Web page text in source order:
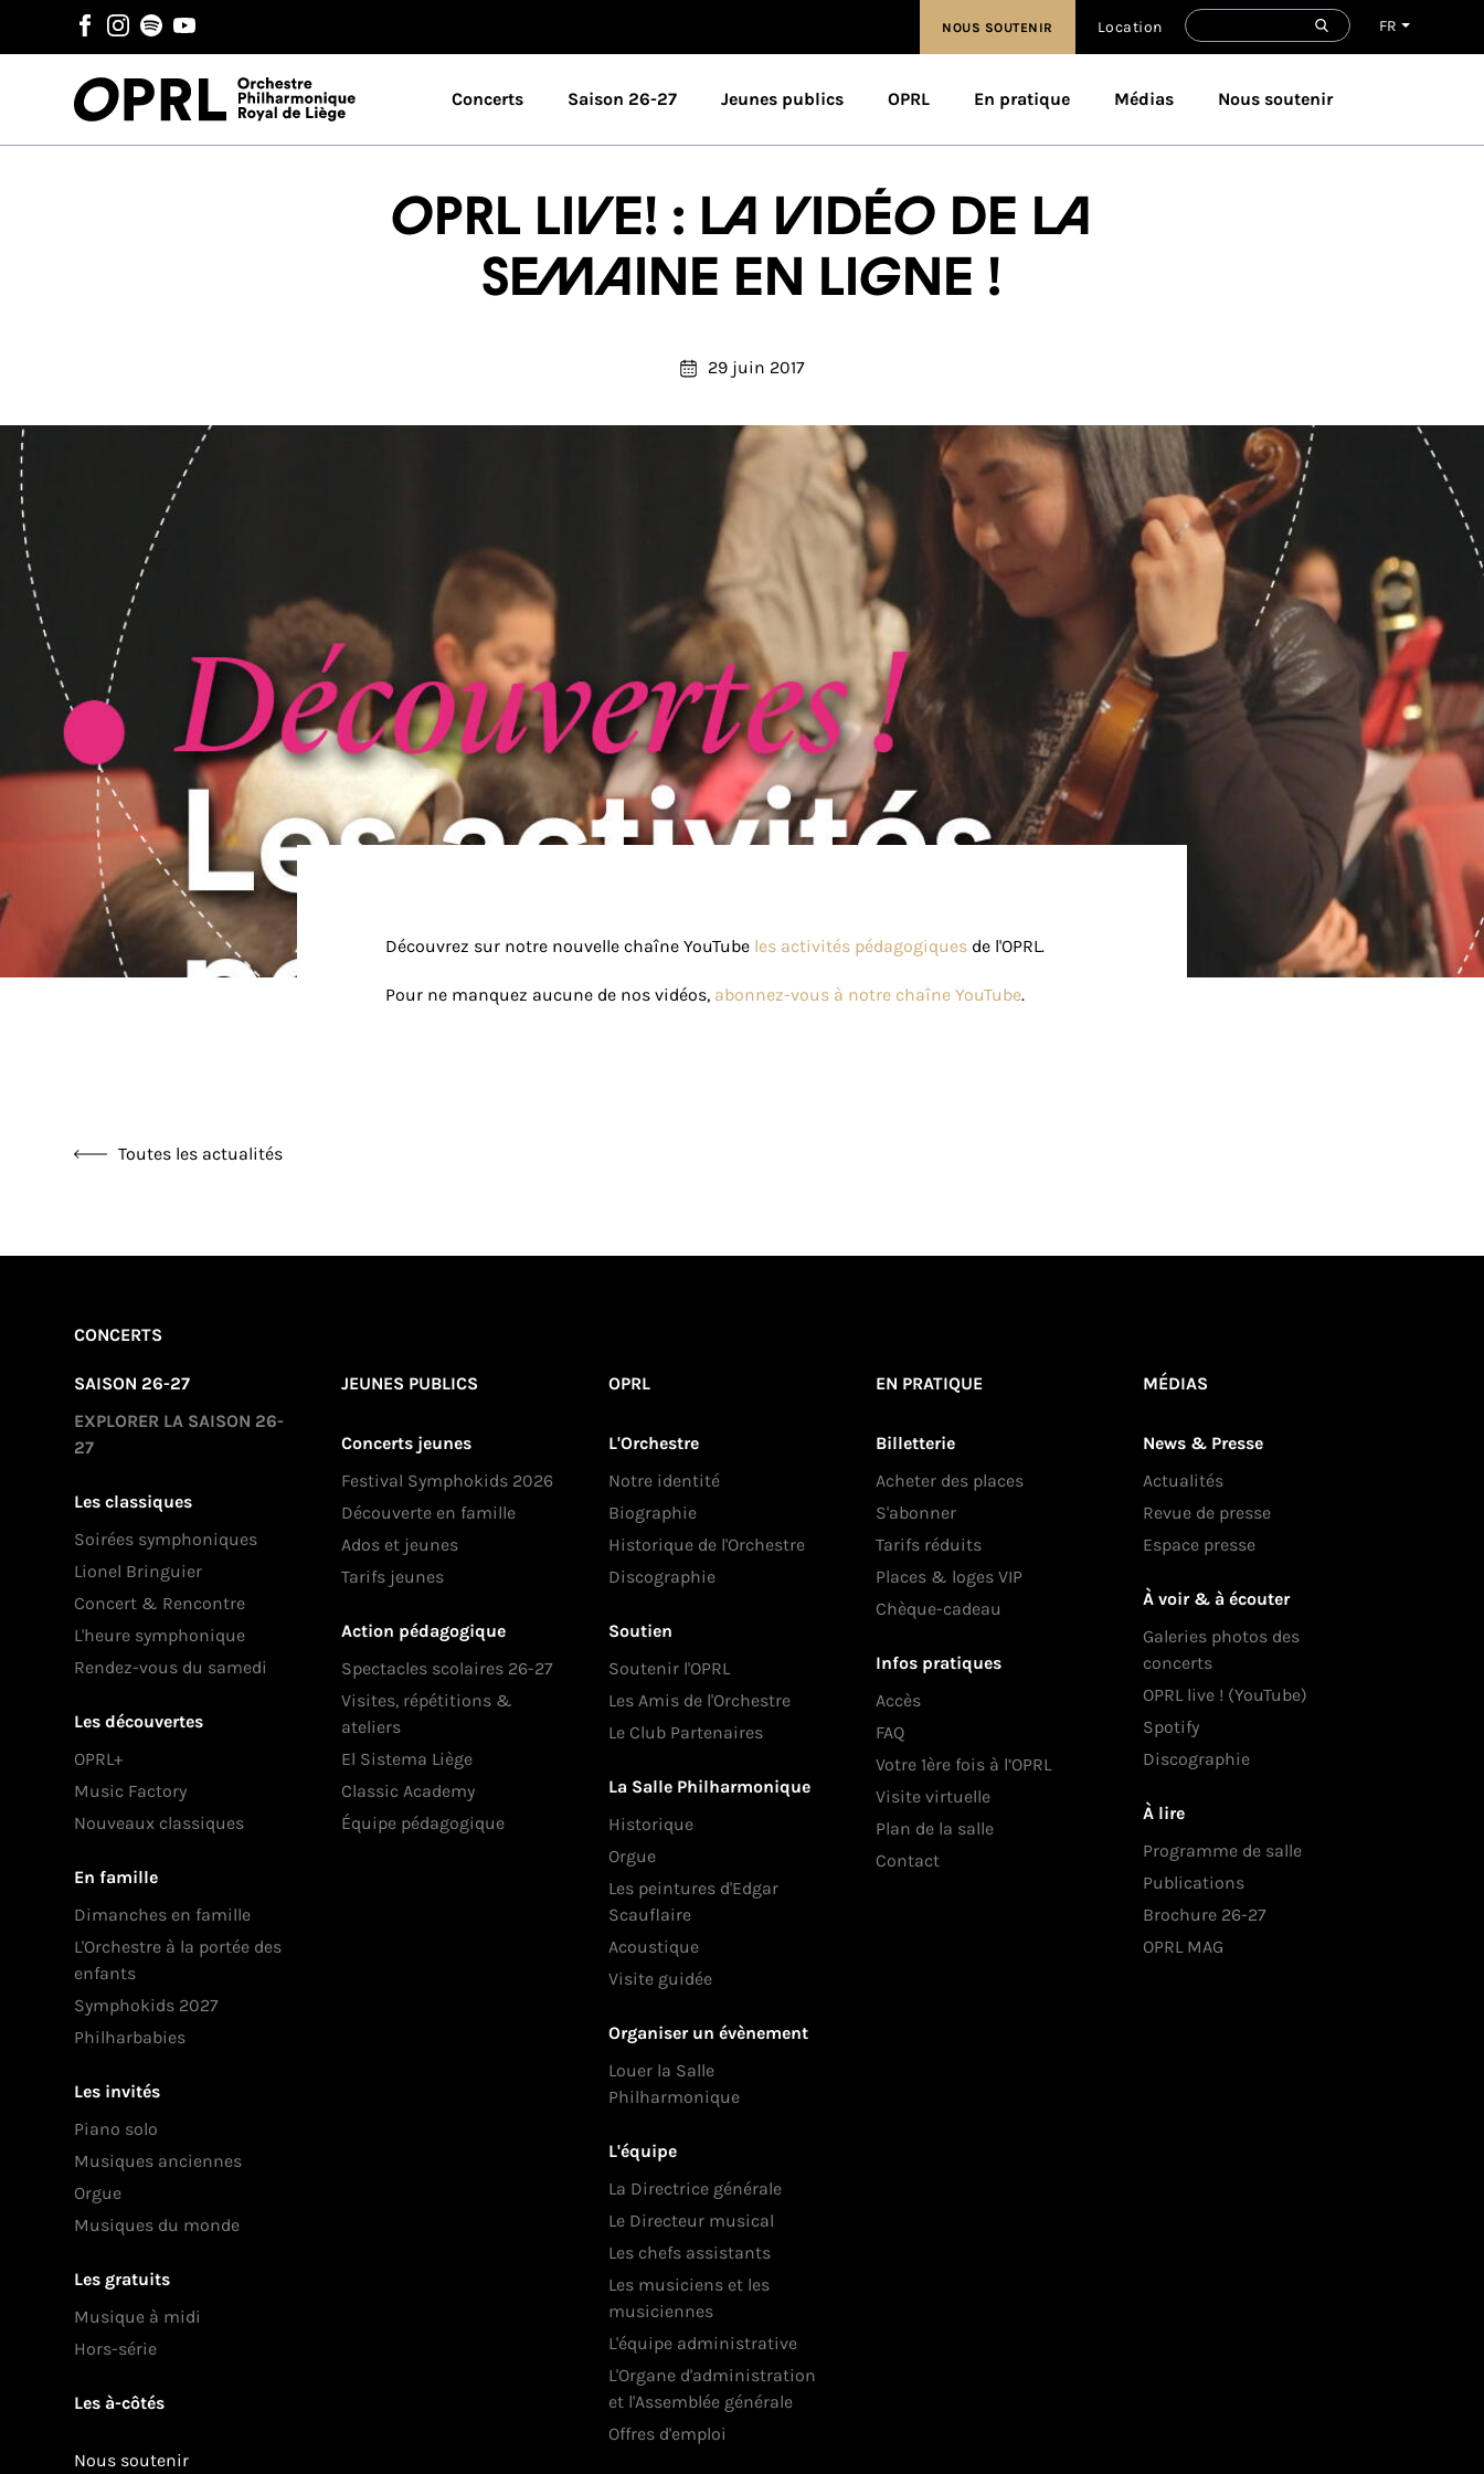
FR
NOUS SOUTENIR Location
Concerts Saison 26-27 Jeunes publics OPRL En pratique Médias Nous soutenir
OPRL live! : la vidéo de la
semaine en ligne !
29 juin 2017
Découvrez sur notre nouvelle chaîne YouTube les activités pédagogiquesde l'OPRL.
Pour ne manquez aucune de nos vidéos, abonnez-vous à notre chaîne YouTube.
Toutes les actualités
CONCERTS
SAISON 26-27
EXPLORER LA SAISON 26-
27
Les classiques
Soirées symphoniques
Lionel Bringuier
Concert & Rencontre
L'heure symphonique
Rendez-vous du samedi
Les découvertes
OPRL+
Music Factory
Nouveaux classiques
En famille
Dimanches en famille
L'Orchestre à la portée des
enfants
Symphokids 2027
Philharbabies
Les invités
Piano solo
Musiques anciennes
Orgue
Musiques du monde
Les gratuits
Musique à midi
Hors-série
Les à-côtés
JEUNES PUBLICS
Concerts jeunes
Festival Symphokids 2026
Découverte en famille
Ados et jeunes
Tarifs jeunes
Action pédagogique
Spectacles scolaires 26-27
Visites, répétitions &
ateliers
El Sistema Liège
Classic Academy
Équipe pédagogique
OPRL
L'Orchestre
Notre identité
Biographie
Historique de l'Orchestre
Discographie
Soutien
Soutenir l'OPRL
Les Amis de l'Orchestre
Le Club Partenaires
La Salle Philharmonique
Historique
Orgue
Les peintures d'Edgar
Scauflaire
Acoustique
Visite guidée
Organiser un évènement
Louer la Salle
Philharmonique
L'équipe
La Directrice générale
Le Directeur musical
Les chefs assistants
Les musiciens et les
musiciennes
L'équipe administrative
L'Organe d'administration
et l'Assemblée générale
Offres d'emploi
EN PRATIQUE
Billetterie
Acheter des places
S'abonner
Tarifs réduits
Places & loges VIP
Chèque-cadeau
Infos pratiques
Accès
FAQ
Votre 1ère fois à l’OPRL
Visite virtuelle
Plan de la salle
Contact
MÉDIAS
News & Presse
Actualités
Revue de presse
Espace presse
À voir & à écouter
Galeries photos des
concerts
OPRL live ! (YouTube)
Spotify
Discographie
À lire
Programme de salle
Publications
Brochure 26-27
OPRL MAG
Nous soutenir